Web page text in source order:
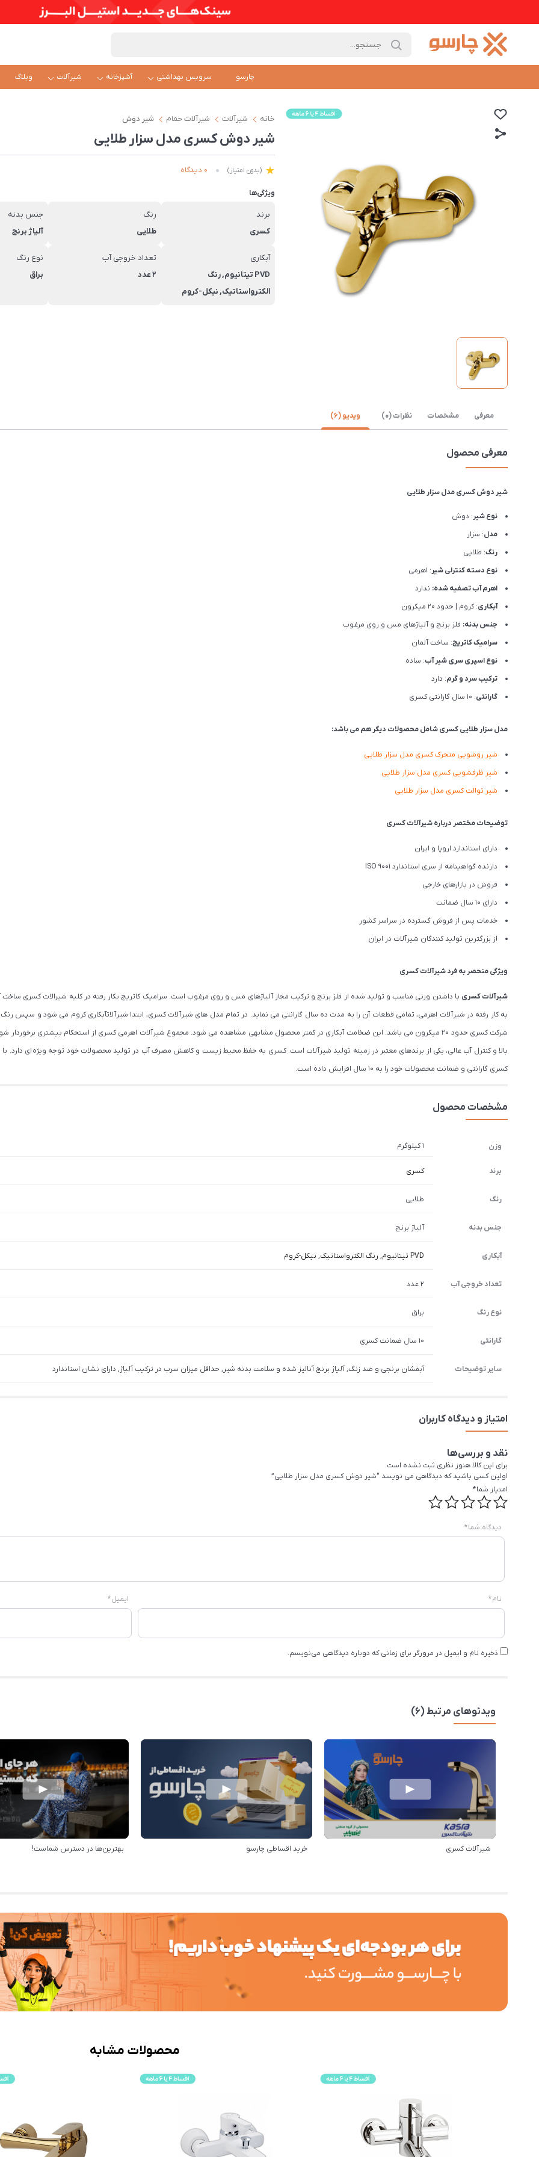
چارسو سرویس بهداشتی آشپزخانه شیرآلات وبلاگ
خانه شیرآلات شیرآلات حمام شیر دوش
شیر دوش کسری مدل سزار طلایی
(بدون امتیاز) 0 دیدگاه
ویژگی‌ها
برند
کسری
رنگ
طلایی
جنس بدنه
آلیاژ برنج
آبکاری
PVD تیتانیوم, رنگ
الکترواستاتیک, نیکل-کروم
تعداد خروجی آب
2 عدد
نوع رنگ
براق
معرفی مشخصات نظرات (0) ویدیو (6)
معرفی محصول
شیر دوش کسری مدل سزار طلایی
نوع شیر: دوش
مدل: سزار
رنگ: طلایی
نوع دسته کنترلی شیر: اهرمی
اهرم آب تصفیه شده: ندارد
آبکاری: کروم | حدود 20 میکرون
جنس بدنه: فلز برنج و آلیاژهای مس و روی مرغوب
سرامیک کاتریج: ساخت آلمان
نوع اسپری سری شیر آب: ساده
ترکیب سرد و گرم: دارد
گارانتی: 10 سال گارانتی کسری
مدل سزار طلایی کسری شامل محصولات دیگر هم می باشد:
شیر روشویی متحرک کسری مدل سزار طلایی
شیر ظرفشویی کسری مدل سزار طلایی
شیر توالت کسری مدل سزار طلایی
توضیحات مختصر درباره شیرآلات کسری
دارای استاندارد اروپا و ایران
دارنده گواهینامه از سری استاندارد ISO 9001
فروش در بازارهای خارجی
دارای 10 سال ضمانت
خدمات پس از فروش گسترده در سراسر کشور
از بزرگترین تولید کنندگان شیرآلات در ایران
ویژگی منحصر به فرد شیرآلات کسری
شیرآلات کسری با داشتن وزنی مناسب و تولید شده از فلز برنج و ترکیب مجاز آلیاژهای مس و روی مرغوب است. سرامیک کاتریج بکار رفته در کلیه شیرالات کسری
به کار رفته در شیرآلات اهرمی، تمامی قطعات آن را به مدت ده سال گارانتی می نماید. در تمام مدل های شیرآلات کسری، ابتدا شیرآلاتآبکاری کروم می شود و سپس
شرکت کسری حدود ۲۰ میکرون می باشد. این ضخامت آبکاری در کمتر محصول مشابهی مشاهده می شود. مجموع شیرآلات اهرمی کسری از استحکام بیشتری
بالا و کنترل آب عالی، یکی از برندهای معتبر در زمینه تولید شیرآلات است. کسری به حفظ محیط زیست و کاهش مصرف آب در تولید محصولات خود توجه ویژه ای دارد.
کسری گارانتی و ضمانت محصولات خود را به 10 سال افزایش داده است.
مشخصات محصول
وزن 1 کیلوگرم
برند کسری
رنگ طلایی
جنس بدنه آلیاژ برنج
آبکاری PVD تیتانیوم , رنگ الکترواستاتیک, نیکل-کروم
تعداد خروجی آب 2 عدد
نوع رنگ براق
گارانتی 10 سال ضمانت کسری
سایر توضیحات آبفشان برنجی و ضد زنگ, آلیاژ برنج آنالیز شده و سلامت بدنه شیر, حداقل میزان سرب در ترکیب آلیاژ, دارای نشان استاندارد
امتیاز و دیدگاه کاربران
نقد و بررسی‌ها
برای این کالا هنوز نظری ثبت نشده است.
اولین کسی باشید که دیدگاهی می نویسد “شیر دوش کسری مدل سزار طلایی”
امتیاز شما*
دیدگاه شما*
نام* ایمیل*
ذخیره نام و ایمیل در مرورگر برای زمانی که دوباره دیدگاهی می‌نویسم.
ویدئوهای مرتبط (6)
شیرآلات کسری خرید اقساطی چارسو بهترین‌ها در دسترس شماست!
محصولات مشابه